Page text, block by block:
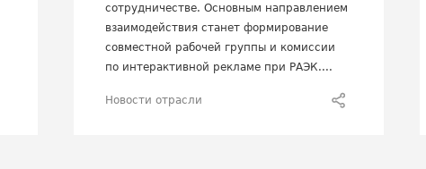
сотрудничестве. Основным направлением
взаимодействия станет формирование
совместной рабочей группы и комиссии
по интерактивной рекламе при РАЭК....
Новости отрасли